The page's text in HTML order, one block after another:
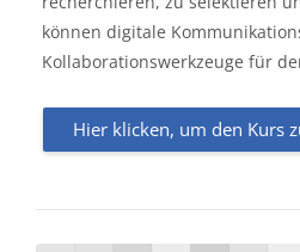
können digitale
Kollaborationswerkzeuge für
Hier klicken, um den Kurs